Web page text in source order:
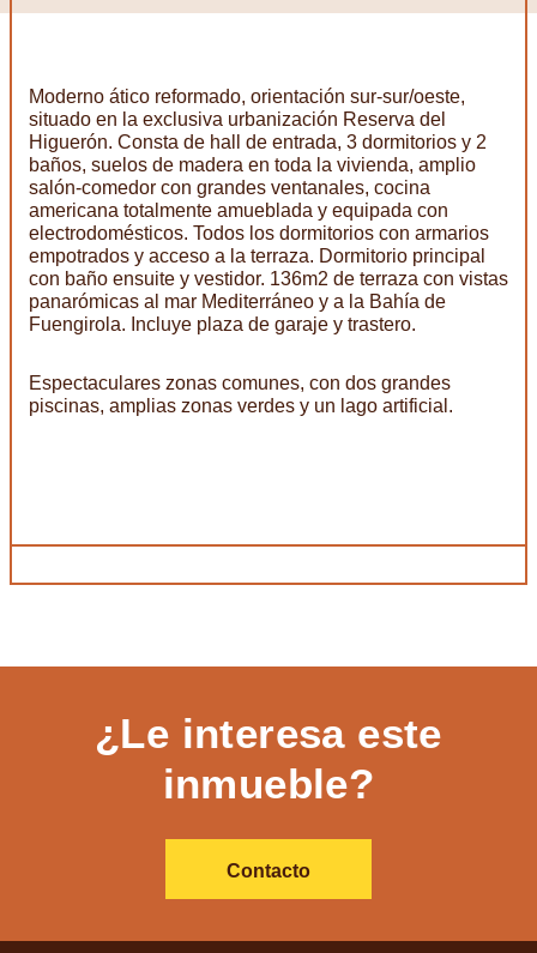
Moderno ático reformado, orientación sur-sur/oeste,
situado en la exclusiva urbanización Reserva del
Higuerón. Consta de hall de entrada, 3 dormitorios y 2
baños, suelos de madera en toda la vivienda, amplio
salón-comedor con grandes ventanales, cocina
americana totalmente amueblada y equipada con
electrodomésticos. Todos los dormitorios con armarios
empotrados y acceso a la terraza. Dormitorio principal
con baño ensuite y vestidor. 136m2 de terraza con vistas
panarómicas al mar Mediterráneo y a la Bahía de
Fuengirola. Incluye plaza de garaje y trastero.
Espectaculares zonas comunes, con dos grandes
piscinas, amplias zonas verdes y un lago artificial.
¿Le interesa este
inmueble?
Contacto